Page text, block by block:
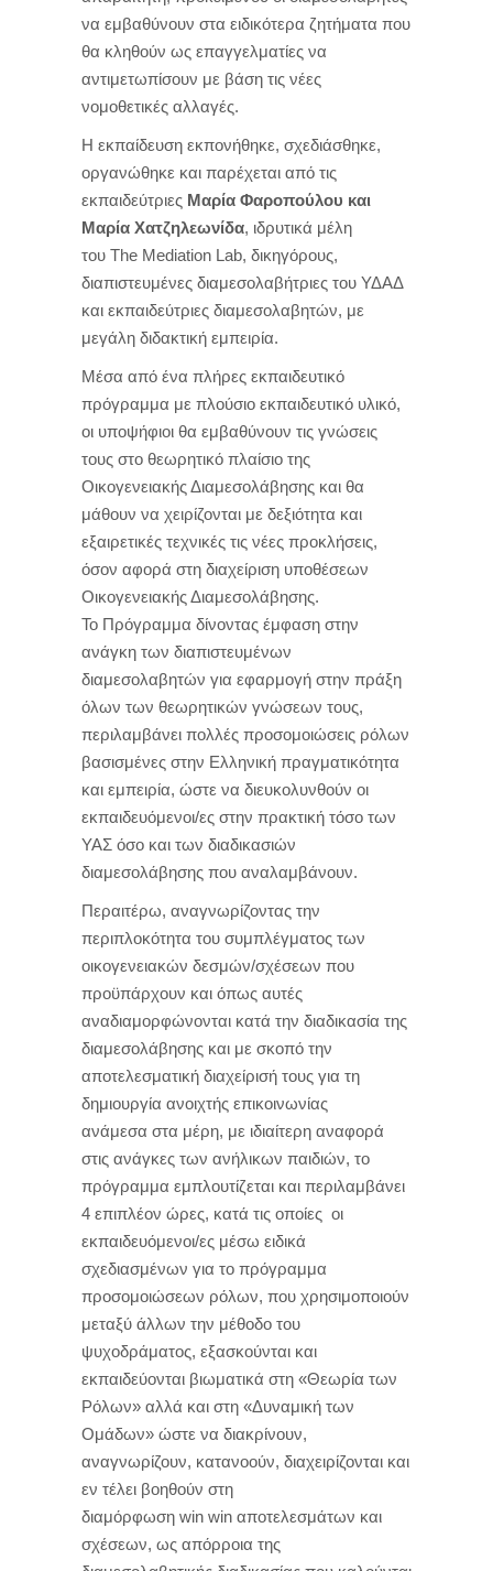
να εμβαθύνουν στα ειδικότερα ζητήματα που
θα κληθούν ως επαγγελματίες να
αντιμετωπίσουν με βάση τις νέες
νομοθετικές αλλαγές.
Η εκπαίδευση εκπονήθηκε, σχεδιάσθηκε,
οργανώθηκε και παρέχεται από τις
εκπαιδεύτριες Μαρία Φαροπούλου και
Μαρία Χατζηλεωνίδα, ιδρυτικά μέλη
του The Mediation Lab, δικηγόρους,
διαπιστευμένες διαμεσολαβήτριες του ΥΔΑΔ
και εκπαιδεύτριες διαμεσολαβητών, με
μεγάλη διδακτική εμπειρία.
Μέσα από ένα πλήρες εκπαιδευτικό
πρόγραμμα με πλούσιο εκπαιδευτικό υλικό,
οι υποψήφιοι θα εμβαθύνουν τις γνώσεις
τους στο θεωρητικό πλαίσιο της
Οικογενειακής Διαμεσολάβησης και θα
μάθουν να χειρίζονται με δεξιότητα και
εξαιρετικές τεχνικές τις νέες προκλήσεις,
όσον αφορά στη διαχείριση υποθέσεων
Οικογενειακής Διαμεσολάβησης.
Το Πρόγραμμα δίνοντας έμφαση στην
ανάγκη των διαπιστευμένων
διαμεσολαβητών για εφαρμογή στην πράξη
όλων των θεωρητικών γνώσεων τους,
περιλαμβάνει πολλές προσομοιώσεις ρόλων
βασισμένες στην Ελληνική πραγματικότητα
και εμπειρία, ώστε να διευκολυνθούν οι
εκπαιδευόμενοι/ες στην πρακτική τόσο των
ΥΑΣ όσο και των διαδικασιών
διαμεσολάβησης που αναλαμβάνουν.
Περαιτέρω, αναγνωρίζοντας την
περιπλοκότητα του συμπλέγματος των
οικογενειακών δεσμών/σχέσεων που
προϋπάρχουν και όπως αυτές
αναδιαμορφώνονται κατά την διαδικασία της
διαμεσολάβησης και με σκοπό την
αποτελεσματική διαχείρισή τους για τη
δημιουργία ανοιχτής επικοινωνίας
ανάμεσα στα μέρη, με ιδιαίτερη αναφορά
στις ανάγκες των ανήλικων παιδιών, το
πρόγραμμα εμπλουτίζεται και περιλαμβάνει
4 επιπλέον ώρες, κατά τις οποίες οι
εκπαιδευόμενοι/ες μέσω ειδικά
σχεδιασμένων για το πρόγραμμα
προσομοιώσεων ρόλων, που χρησιμοποιούν
μεταξύ άλλων την μέθοδο του
ψυχοδράματος, εξασκούνται και
εκπαιδεύονται βιωματικά στη «Θεωρία των
Ρόλων» αλλά και στη «Δυναμική των
Ομάδων» ώστε να διακρίνουν,
αναγνωρίζουν, κατανοούν, διαχειρίζονται και
εν τέλει βοηθούν στη
διαμόρφωση win win αποτελεσμάτων και
σχέσεων, ως απόρροια της